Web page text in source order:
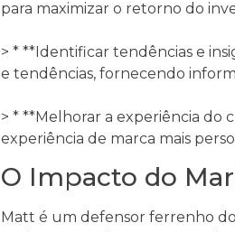
para maximizar o retorno do
> * **Identificar tendências e
e tendências, fornecendo
> * **Melhorar a experiência do
experiência de marca mais
O Impacto do
Matt é um defensor ferrenho